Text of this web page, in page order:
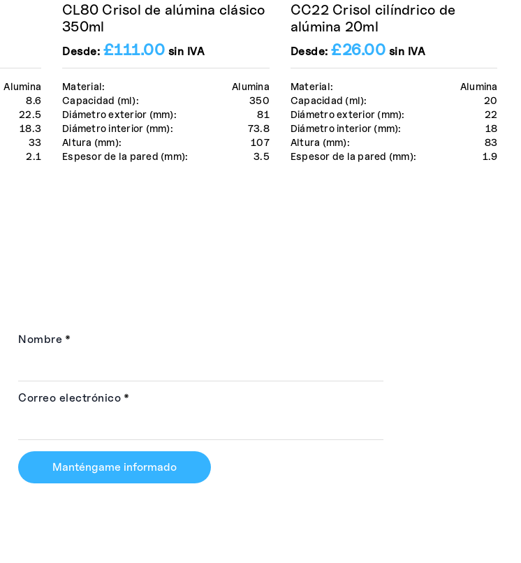
Alumina
8.6
22.5
18.3
33
2.1
Material:
Alumina
Capacidad (ml):
350
Diámetro exterior (mm):
81
Diámetro interior (mm):
73.8
Altura (mm):
107
Espesor de la pared (mm):
3.5
CL80 Crisol de alúmina clásico
350ml
Desde: £111.00 sin IVA
Material:
Alumina
Capacidad (ml):
20
Diámetro exterior (mm):
22
Diámetro interior (mm):
18
Altura (mm):
83
Espesor de la pared (mm):
1.9
CC22 Crisol cilíndrico de
alúmina 20ml
Desde:£26.00 sin IVA
Nombre *
Correo electrónico *
Manténgame informado